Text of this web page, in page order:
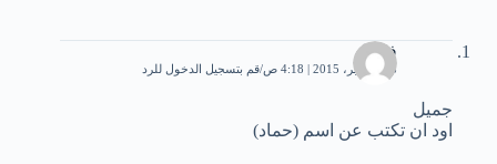
فيصل
28 سبتمبر، 2015 | 4:18 ص قم بتسجيل الدخول للرد
جميل
اود ان تكتب عن اسم (حماد)